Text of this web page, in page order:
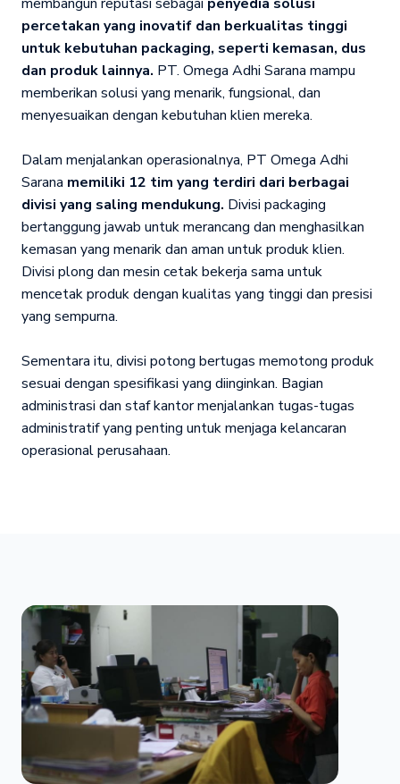
percetakan yang inovatif dan berkualitas tinggi
untuk kebutuhan packaging, seperti kemasan, dus
dan produk lainnya. PT. Omega Adhi Sarana mampu
memberikan solusi yang menarik, fungsional, dan
menyesuaikan dengan kebutuhan klien mereka.
Dalam menjalankan operasionalnya, PT Omega Adhi
Sarana memiliki 12 tim yang terdiri dari berbagai
divisi yang saling mendukung. Divisi packaging
bertanggung jawab untuk merancang dan menghasilkan
kemasan yang menarik dan aman untuk produk klien.
Divisi plong dan mesin cetak bekerja sama untuk
mencetak produk dengan kualitas yang tinggi dan presisi
yang sempurna.
Sementara itu, divisi potong bertugas memotong produk
sesuai dengan spesifikasi yang diinginkan. Bagian
administrasi dan staf kantor menjalankan tugas-tugas
administratif yang penting untuk menjaga kelancaran
operasional perusahaan.